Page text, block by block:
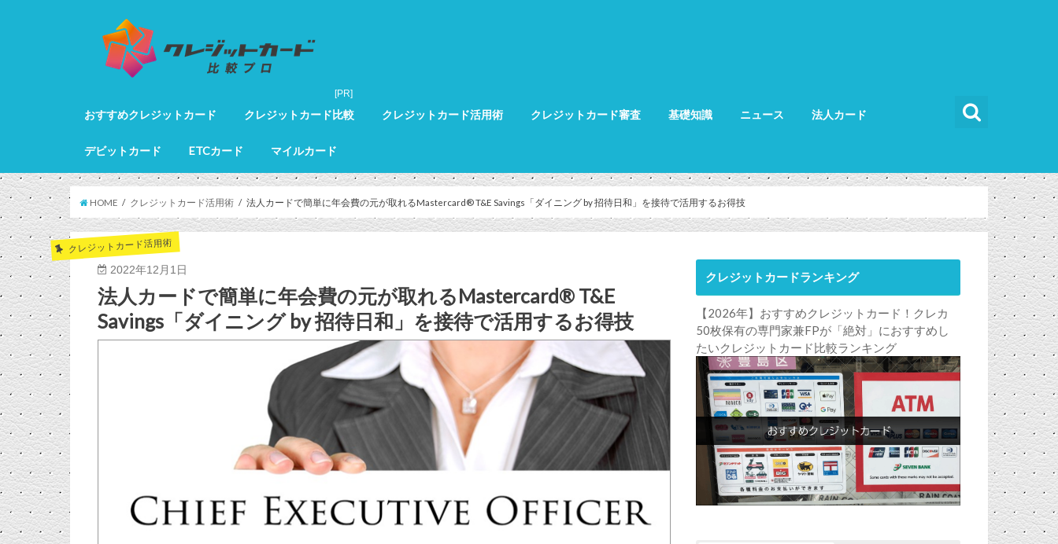
おすすめクレジットカード
クレジットカード全カードランキング
クレジットカードランキング
ゴールドカードランキング
プラチナカードランキング
ブラックカードランキング
クレジットカード比較
クレジットカード詳細
クレジットカード活用術 クレジットカード審査 基礎知識 ニュース 法人カード
デビットカード
デビットカード比較
デビットカードランキング
ETCカード マイルカード
マイルカードランキング
HOME クレジットカード活用術 法人カードで簡単に年会費の元が取れるMastercard® T&E Savings「ダイニング by 招待日和」を接待で活用するお得技
クレジットカード活用術
2022年12月1日
法人カードで簡単に年会費の元が取れるMastercard® T&E
Savings「ダイニング by 招待日和」を接待で活用するお得技
クレジットカードランキング
【2026年】おすすめクレジットカード！クレカ
50枚保有の専門家兼FPが「絶対」におすすめし
たいクレジットカード比較ランキング